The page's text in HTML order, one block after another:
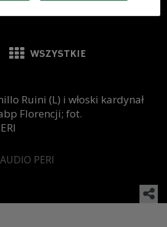
WSZYSTKIE
Ruini (L) i włoski kardynał
Florencji; fot.
PERI